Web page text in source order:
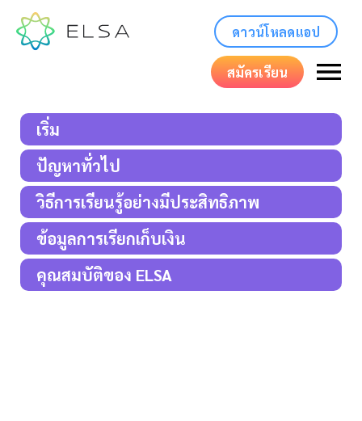
ดาวน์โหลดแอป
สมัครเรียน
เริ่ม
ปัญหาทั่วไป
วิธีการเรียนรู้อย่างมีประสิทธิภาพ
ข้อมูลการเรียกเก็บเงิน
คุณสมบัติของ ELSA